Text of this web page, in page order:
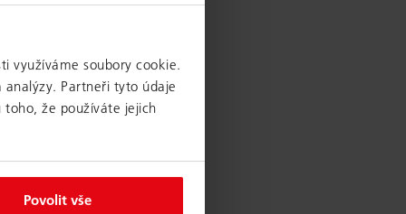
využíváme soubory cookie.
Partneři tyto údaje
že používáte jejich
Povolit vše